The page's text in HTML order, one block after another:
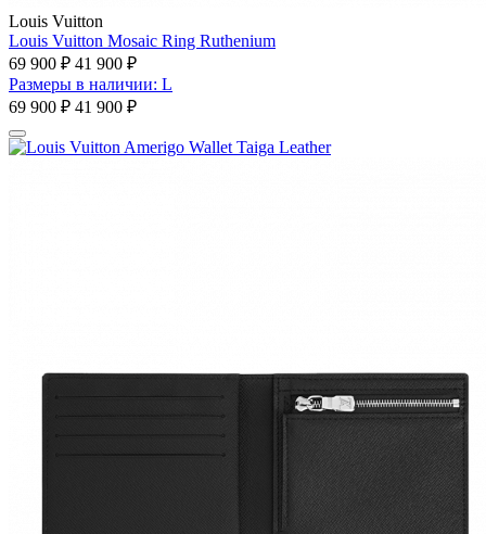
Louis Vuitton
Louis Vuitton Mosaic Ring Ruthenium
69 900 ₽ 41 900 ₽
Размеры в наличии: L
69 900 ₽ 41 900 ₽